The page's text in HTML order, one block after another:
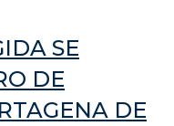
SE
DE
DE